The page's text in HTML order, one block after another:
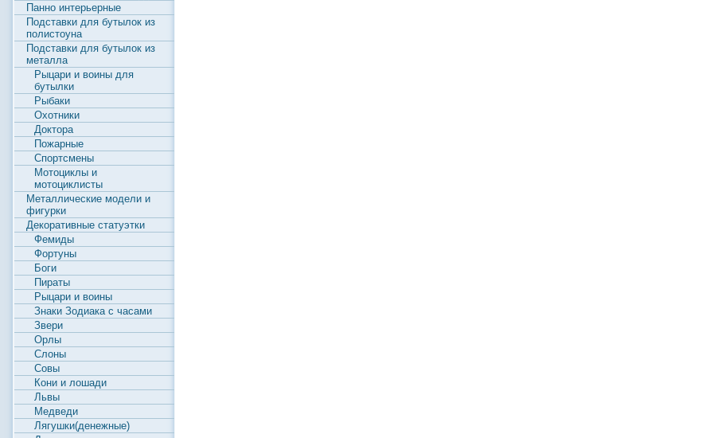
Панно интерьерные
Подставки для бутылок из
полистоуна
Подставки для бутылок из
металла
Рыцари и воины для
бутылки
Рыбаки
Охотники
Доктора
Пожарные
Спортсмены
Мотоциклы и
мотоциклисты
Металлические модели и
фигурки
Декоративные статуэтки
Фемиды
Фортуны
Боги
Пираты
Рыцари и воины
Знаки Зодиака с часами
Звери
Орлы
Слоны
Совы
Кони и лошади
Львы
Медведи
Лягушки(денежные)